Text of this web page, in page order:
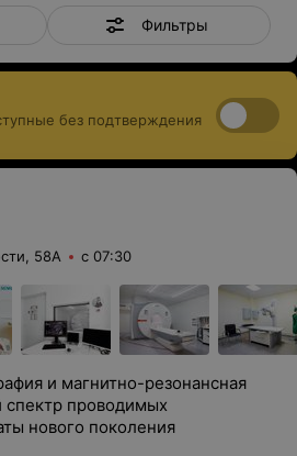
Фильтры
без подтверждения
58А с 07:30
и магнитно-резонансная
проводимых
нового поколения